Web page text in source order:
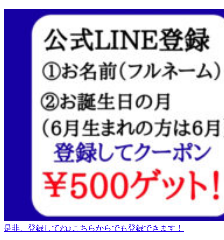
是非、登録してね♪こちらからでも登録できます！